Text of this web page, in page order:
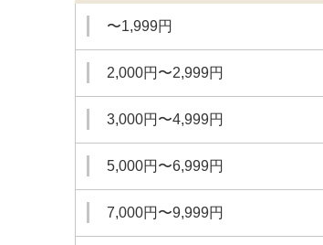
〜1,999円
2,000円〜2,999円
3,000円〜4,999円
5,000円〜6,999円
7,000円〜9,999円